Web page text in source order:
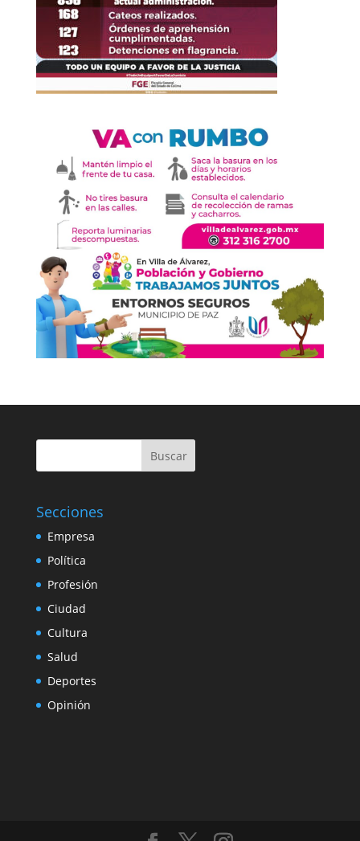
Buscar
Secciones
Empresa
Política
Profesión
Ciudad
Cultura
Salud
Deportes
Opinión